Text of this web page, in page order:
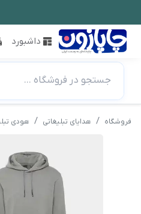
داشبورد
جستجو در فروشگاه ...
فروشگاه هدایای تبلیغاتی هودی